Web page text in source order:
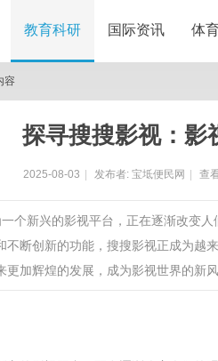
教育科研 国际资讯 体
容
探寻搜搜影视：影
2025-08-03 发布者: 宝坻便民网 查
个新兴的影视平台，正在逐渐改变
不断创新的功能，搜搜影视正成为越
更加辉煌的发展，成为影视世界的新